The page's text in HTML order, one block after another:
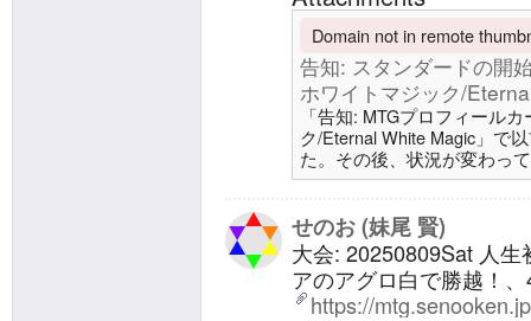
Domain not in remote
告知: スタンダードの開
ホワイトマジック/
「告知: MTGプロフィール
ク/Eternal White Magic」で
た。その後、状況が変わっ
る。「Imgur: The magic of
となったので、自撮りも撮
した。 #対戦したい #大会に
せのお (妹尾 賢)
大会: 20250809Sat 人
アのアグロ白で勝越！
https://